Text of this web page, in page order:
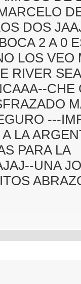
DOS
2 A 0
LOS VEO
RIVER
CHE
---
LA
PARA LA
UNA